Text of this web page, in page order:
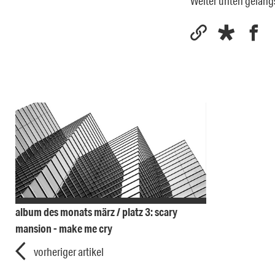
album des monats märz / platz 3: scary
mansion - make me cry
vorheriger artikel